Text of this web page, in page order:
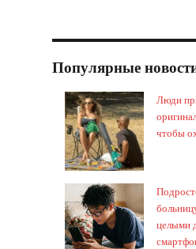
Популярные
Люди
чтобы
целыми